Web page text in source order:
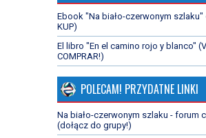
Ebook "Na biało-czerwonym szlaku"
KUP)
El libro "En el camino rojo y blanco"
COMPRAR!)
POLECAM! PRZYDATNE LINKI
Na biało-czerwonym szlaku - forum
(dołącz do grupy!)